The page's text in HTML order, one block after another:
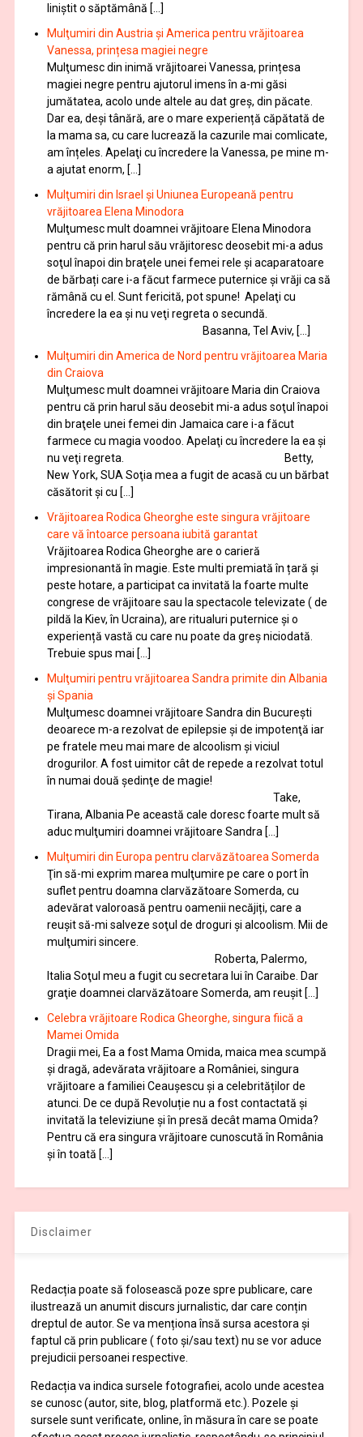
liniștit o săptămână […]
Mulţumiri din Austria și America pentru vrăjitoarea
Vanessa, prințesa magiei negre
Mulţumesc din inimă vrăjitoarei Vanessa, prințesa
magiei negre pentru ajutorul imens în a-mi găsi
jumătatea, acolo unde altele au dat greș, din păcate.
Dar ea, deși tânără, are o mare experiență căpătată de
la mama sa, cu care lucrează la cazurile mai comlicate,
am înțeles. Apelaţi cu încredere la Vanessa, pe mine m-
a ajutat enorm, […]
Mulţumiri din Israel și Uniunea Europeană pentru
vrăjitoarea Elena Minodora
Mulţumesc mult doamnei vrăjitoare Elena Minodora
pentru că prin harul său vrăjitoresc deosebit mi-a adus
soţul înapoi din braţele unei femei rele și acaparatoare
de bărbați care i-a făcut farmece puternice și vrăji ca să
rămână cu el. Sunt fericită, pot spune! Apelaţi cu
încredere la ea şi nu veţi regreta o secundă.
Basanna, Tel Aviv, […]
Mulţumiri din America de Nord pentru vrăjitoarea Maria
din Craiova
Mulţumesc mult doamnei vrăjitoare Maria din Craiova
pentru că prin harul său deosebit mi-a adus soţul înapoi
din braţele unei femei din Jamaica care i-a făcut
farmece cu magia voodoo. Apelaţi cu încredere la ea şi
nu veţi regreta. Betty,
New York, SUA Soţia mea a fugit de acasă cu un bărbat
căsătorit și cu […]
Vrăjitoarea Rodica Gheorghe este singura vrăjitoare
care vă întoarce persoana iubită garantat
Vrăjitoarea Rodica Gheorghe are o carieră
impresionantă în magie. Este multi premiată în țară și
peste hotare, a participat ca invitată la foarte multe
congrese de vrăjitoare sau la spectacole televizate ( de
pildă la Kiev, în Ucraina), are ritualuri puternice și o
experiență vastă cu care nu poate da greș niciodată.
Trebuie spus mai […]
Mulţumiri pentru vrăjitoarea Sandra primite din Albania
și Spania
Mulţumesc doamnei vrăjitoare Sandra din București
deoarece m-a rezolvat de epilepsie și de impotenţă iar
pe fratele meu mai mare de alcoolism și viciul
drogurilor. A fost uimitor cât de repede a rezolvat totul
în numai două şedinţe de magie!
Take,
Tirana, Albania Pe această cale doresc foarte mult să
aduc mulţumiri doamnei vrăjitoare Sandra […]
Mulţumiri din Europa pentru clarvăzătoarea Somerda
Ţin să-mi exprim marea mulţumire pe care o port în
suflet pentru doamna clarvăzătoare Somerda, cu
adevărat valoroasă pentru oamenii necăjiți, care a
reuşit să-mi salveze soţul de droguri și alcoolism. Mii de
mulţumiri sincere.
Roberta, Palermo,
Italia Soţul meu a fugit cu secretara lui în Caraibe. Dar
graţie doamnei clarvăzătoare Somerda, am reuşit […]
Celebra vrăjitoare Rodica Gheorghe, singura fiică a
Mamei Omida
Dragii mei, Ea a fost Mama Omida, maica mea scumpă
și dragă, adevărata vrăjitoare a României, singura
vrăjitoare a familiei Ceaușescu și a celebrităților de
atunci. De ce după Revoluție nu a fost contactată și
invitată la televiziune și în presă decât mama Omida?
Pentru că era singura vrăjitoare cunoscută în România
și în toată […]
Disclaimer
Redacția poate să folosească poze spre publicare, care
ilustrează un anumit discurs jurnalistic, dar care conțin
dreptul de autor. Se va menționa însă sursa acestora și
faptul că prin publicare ( foto și/sau text) nu se vor aduce
prejudicii persoanei respective.
Redacția va indica sursele fotografiei, acolo unde acestea
se cunosc (autor, site, blog, platformă etc.). Pozele și
sursele sunt verificate, online, în măsura în care se poate